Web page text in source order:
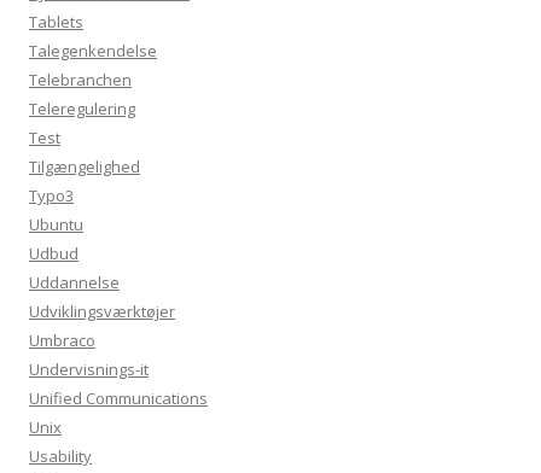
Tablets
Talegenkendelse
Telebranchen
Teleregulering
Test
Tilgængelighed
Typo3
Ubuntu
Udbud
Uddannelse
Udviklingsværktøjer
Umbraco
Undervisnings-it
Unified Communications
Unix
Usability